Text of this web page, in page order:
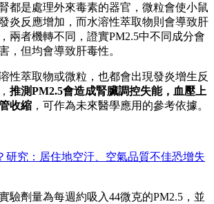
都是處理外來毒素的器官，微粒會使小鼠
炎反應增加，而水溶性萃取物則會導致肝
兩者機轉不同，證實PM2.5中不同成分會
，但均會導致肝毒性。
性萃取物或微粒，也都會出現發炎增生反
推測PM2.5會造成腎臟調控失能，血壓上
收縮 ，可作為未來醫學應用的參考依據。
研究：居住地空汙、空氣品質不佳恐增失
驗劑量為每週約吸入44微克的PM2.5，並